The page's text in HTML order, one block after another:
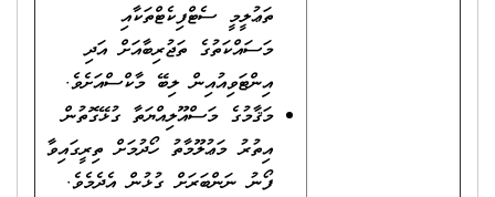
ތަޢުލީމީ ސެޓްފިކެޓްތަކާއި
މަސައްކަތުގެ ތަޖުރިބާއަށް އަދި
އިންޓަވިއުއިން ލިބޭ މާކްސްއަށެވެ.
މަޤާމުގެ މަސްއޫލިއްޔަތާ ގުޅޭގޮތުން
އިތުރު މަޢުލޫމާތު ހޯދުމަށް ތިރީގައިވާ
ފޯނު ނަންބަރަށް ގުޅުން އެދެމެވެ.